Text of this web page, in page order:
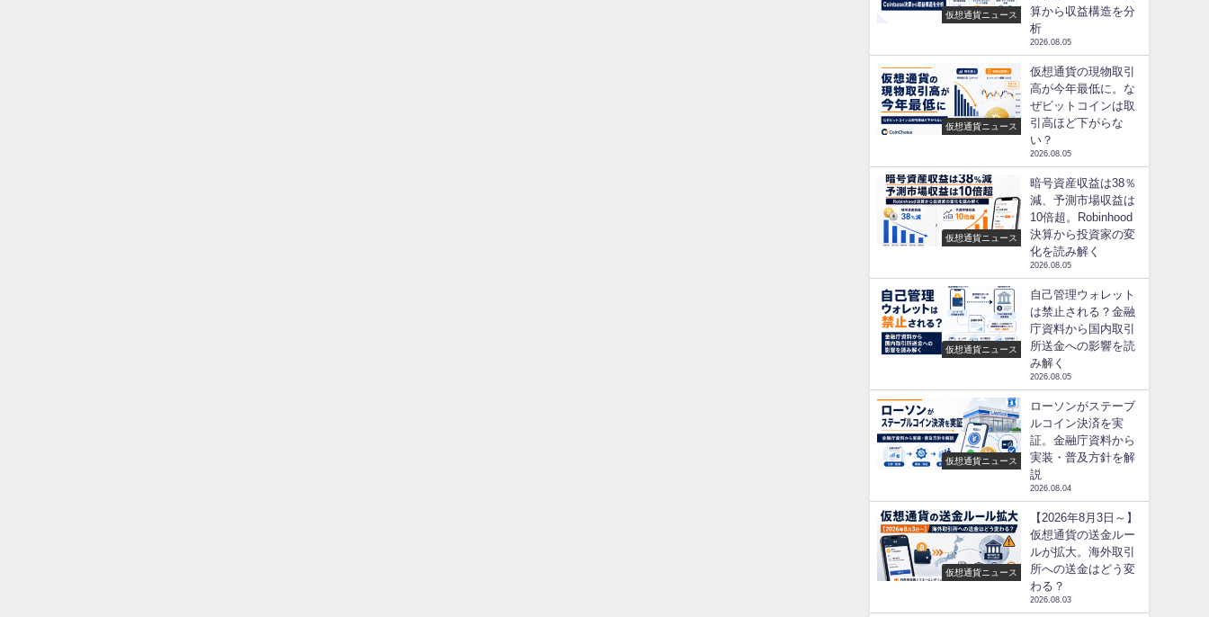
仮想通貨ニュース
算から収益構造を分
析
2026.08.05
仮想通貨ニュース
仮想通貨の現物取引
高が今年最低に。な
ぜビットコインは取
引高ほど下がらな
い？
2026.08.05
仮想通貨ニュース
暗号資産収益は38％
減、予測市場収益は
10倍超。Robinhood
決算から投資家の変
化を読み解く
2026.08.05
仮想通貨ニュース
自己管理ウォレット
は禁止される？金融
庁資料から国内取引
所送金への影響を読
み解く
2026.08.05
仮想通貨ニュース
ローソンがステーブ
ルコイン決済を実
証。金融庁資料から
実装・普及方針を解
説
2026.08.04
仮想通貨ニュース
【2026年8月3日～】
仮想通貨の送金ルー
ルが拡大。海外取引
所への送金はどう変
わる？
2026.08.03